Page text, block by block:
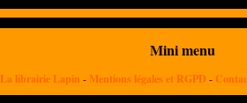
Mini menu
La librairie Lapin - Mentions légales et RGPD -